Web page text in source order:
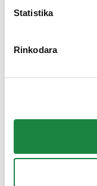
Statistika
Rinkodara+370 612 77733
Konsultacija